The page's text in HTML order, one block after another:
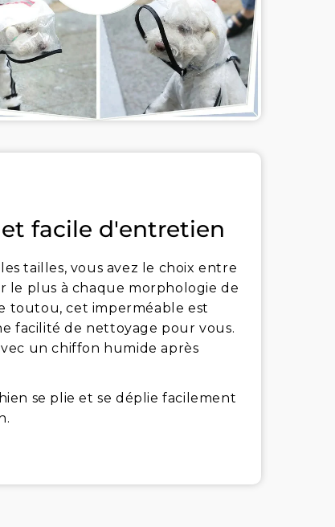
facile d'entretien
tailles, vous avez le choix entre
le plus à chaque morphologie de
toutou, cet imperméable est
facilité de nettoyage pour vous.
un chiffon humide après
se plie et se déplie facilement